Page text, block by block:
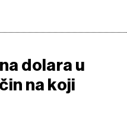
dolara u
na koji